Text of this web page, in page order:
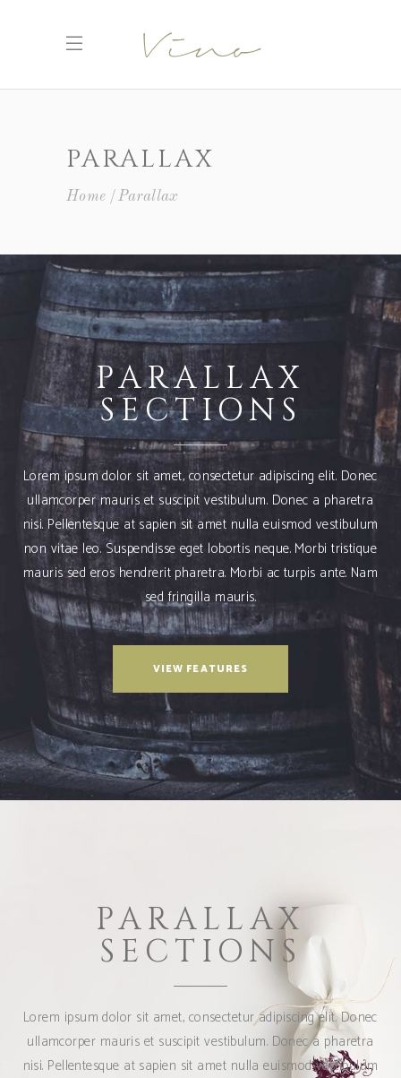
PARALLAX
Home Parallax
PARALLAX
SECTIONS
Lorem ipsum dolor sit amet, consectetur adipiscing elit. Donec
ullamcorper mauris et suscipit vestibulum. Donec a pharetra
nisi. Pellentesque at sapien sit amet nulla euismod vestibulum
non vitae leo. Suspendisse eget lobortis neque. Morbi tristique
mauris sed eros hendrerit pharetra. Morbi ac turpis ante. Nam
sed fringilla mauris.
VIEW FEATURES
PARALLAX
SECTIONS
Lorem ipsum dolor sit amet, consectetur adipiscing elit. Donec
ullamcorper mauris et suscipit vestibulum. Donec a pharetra
nisi. Pellentesque at sapien sit amet nulla euismod vestibulum